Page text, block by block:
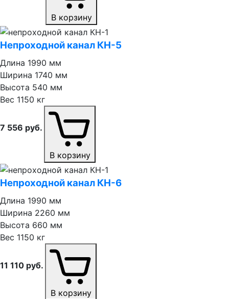
В корзину
Непроходной канал КН⁠-⁠5
Длина 1990 мм
Ширина 1740 мм
Высота 540 мм
Вес 1150 кг
7 556 руб.
В корзину
Непроходной канал КН⁠-⁠6
Длина 1990 мм
Ширина 2260 мм
Высота 660 мм
Вес 1150 кг
11 110 руб.
В корзину